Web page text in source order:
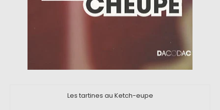
Les tartines au Ketch-eupe